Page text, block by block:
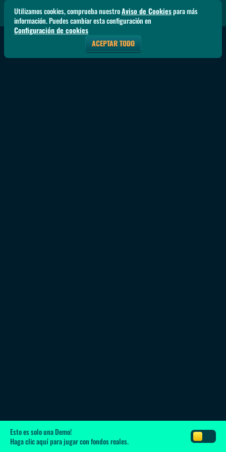
Esto es solo una Demo!
Haga clic aquípara jugar con fondos reales.
Utilizamos cookies, comprueba nuestroAviso de Cookiespara más
información. Puedes cambiar esta configuración en
Configuración de cookies
ACEPTAR TODO